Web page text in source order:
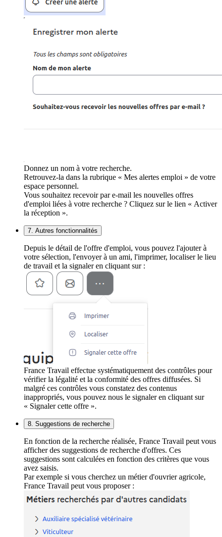
Donnez un nom à votre recherche.
Retrouvez-la dans la rubrique « Mes alertes emploi » de votre
espace personnel.
Vous souhaitez recevoir par e-mail les nouvelles offres
d'emploi liées à votre recherche ? Cliquez sur le lien « Activer
la réception ».
7. Autres fonctionnalités
Depuis le détail de l'offre d'emploi, vous pouvez l'ajouter à
votre sélection, l'envoyer à un ami, l'imprimer, localiser le lieu
de travail et la signaler en cliquant sur :
France Travail effectue systématiquement des contrôles pour
vérifier la légalité et la conformité des offres diffusées. Si
malgré ces contrôles vous constatez des contenus
inappropriés, vous pouvez nous le signaler en cliquant sur
« Signaler cette offre ».
8. Suggestions de recherche
En fonction de la recherche réalisée, France Travail peut vous
afficher des suggestions de recherche d'offres. Ces
suggestions sont calculées en fonction des critères que vous
avez saisis.
Par exemple si vous cherchez un métier d'ouvrier agricole,
France Travail peut vous proposer :